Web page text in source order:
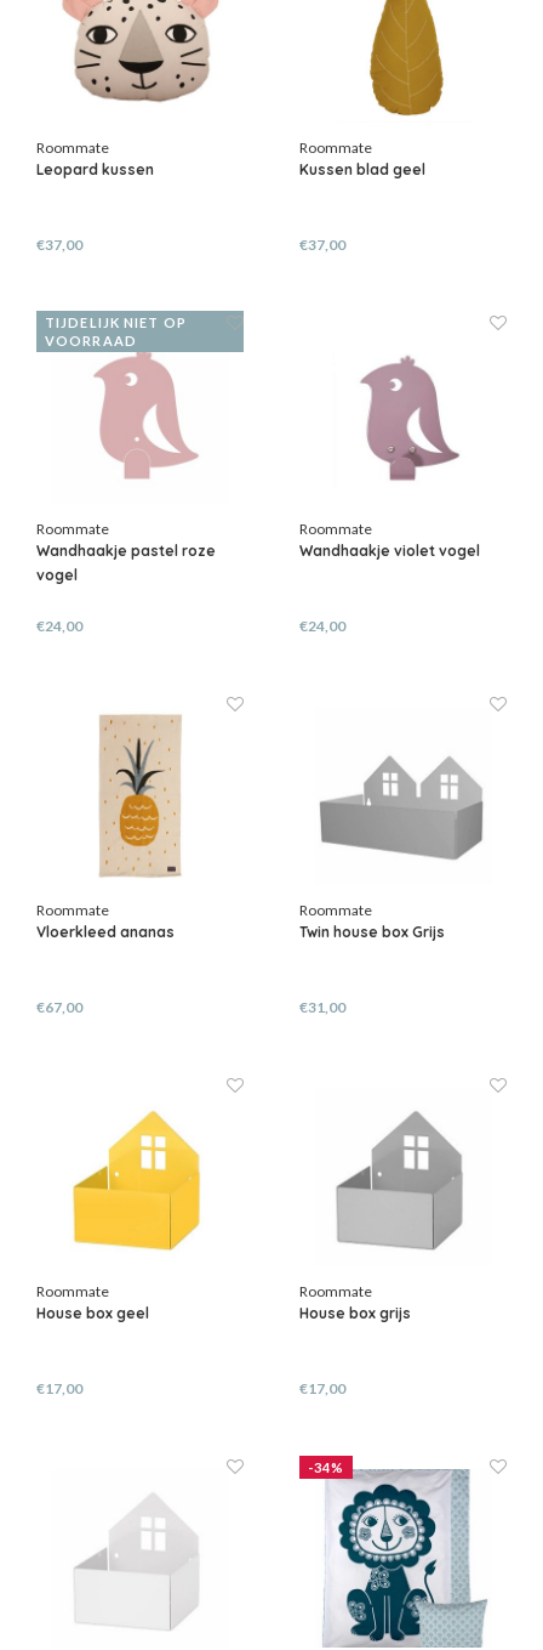
Roommate
Leopard kussen
€37,00
Roommate
Kussen blad geel
€37,00
TIJDELIJK NIET OP
VOORRAAD
Roommate
Wandhaakje pastel roze
vogel
€24,00
Roommate
Wandhaakje violet vogel
€24,00
Roommate
Vloerkleed ananas
€67,00
Roommate
Twin house box Grijs
€31,00
Roommate
House box geel
€17,00
Roommate
House box grijs
€17,00
-34%